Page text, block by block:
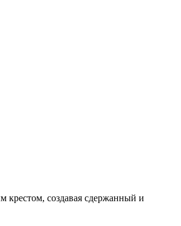
крестом, создавая сдержанный и